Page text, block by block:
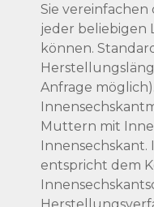
Sie vereinfachen
jeder beliebigen
können.
Anfrage
Muttern mit
entspricht dem